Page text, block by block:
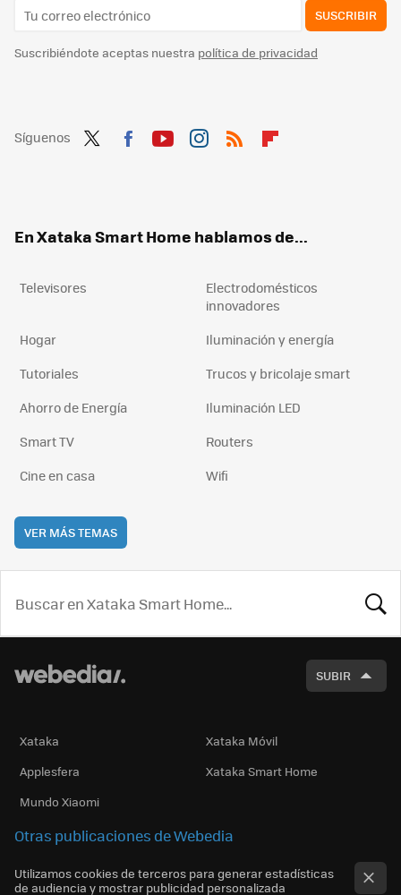
SUSCRIBIR
Suscribiéndote aceptas nuestra política de privacidad
Síguenos
En Xataka Smart Home hablamos de...
Televisores
Electrodomésticos
innovadores
Hogar
Iluminación y energía
Tutoriales
Trucos y bricolaje smart
Ahorro de Energía
Iluminación LED
Smart TV
Routers
Cine en casa
Wifi
VER MÁS TEMAS
SUBIR
Xataka
Xataka Móvil
Applesfera
Xataka Smart Home
Mundo Xiaomi
Otras publicaciones de Webedia
Utilizamos cookies de terceros para generar estadísticas
de audiencia y mostrar publicidad personalizada